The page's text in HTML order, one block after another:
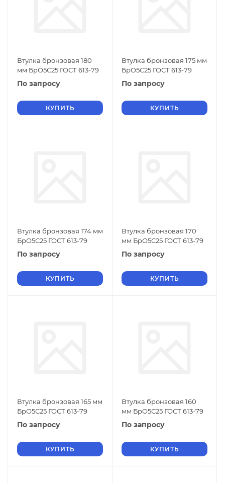
Втулка бронзовая 180
мм БрО5С25 ГОСТ 613-79
По запросу
КУПИТЬ
Втулка бронзовая 175 мм
БрО5С25 ГОСТ 613-79
По запросу
КУПИТЬ
Втулка бронзовая 174 мм
БрО5С25 ГОСТ 613-79
По запросу
КУПИТЬ
Втулка бронзовая 170
мм БрО5С25 ГОСТ 613-79
По запросу
КУПИТЬ
Втулка бронзовая 165 мм
БрО5С25 ГОСТ 613-79
По запросу
КУПИТЬ
Втулка бронзовая 160
мм БрО5С25 ГОСТ 613-79
По запросу
КУПИТЬ